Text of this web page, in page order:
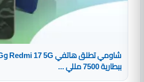
ببطارية 7500 مللي ...